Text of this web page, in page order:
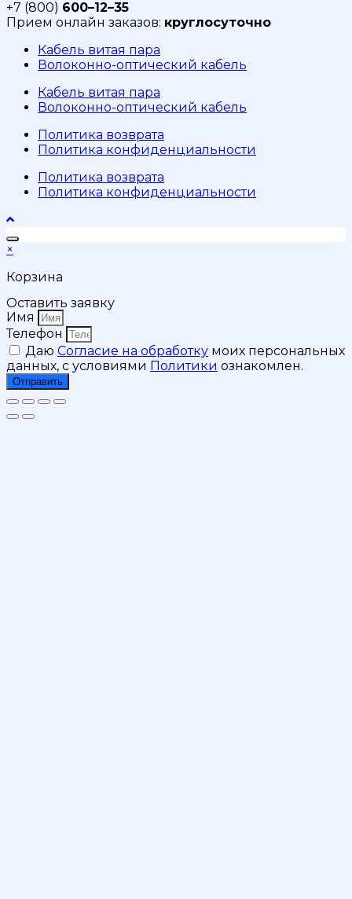
+7 (800) 600–12–35
Прием онлайн заказов: круглосуточно
Кабель витая пара
Волоконно-оптический кабель
Кабель витая пара
Волоконно-оптический кабель
Политика возврата
Политика конфиденциальности
Политика возврата
Политика конфиденциальности
×
Корзина
Оставить заявку
Имя
Телефон
Даю Согласие на обработку моих персональных
данных, с условиями Политики ознакомлен.
Отправить